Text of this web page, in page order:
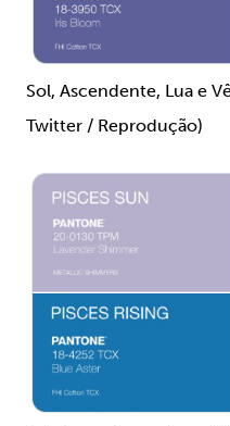
Sol, Ascendente, Lua e
Twitter / Reprodução)